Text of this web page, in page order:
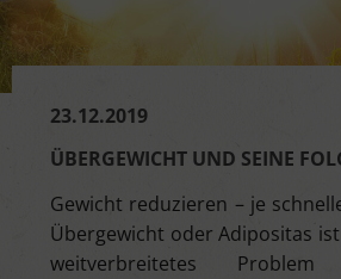
23.12.2019
ÜBERGEWICHT UND SEINE
Gewicht reduzieren – je
Übergewicht oder Adipositas
weitverbreitetes